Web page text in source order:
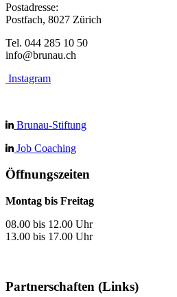
Postadresse:
Postfach, 8027 Zürich
Tel. 044 285 10 50
info@brunau.ch
Instagram
Brunau-Stiftung
Job Coaching
Öffnungszeiten
Montag bis Freitag
08.00 bis 12.00 Uhr
13.00 bis 17.00 Uhr
Partnerschaften (Links)